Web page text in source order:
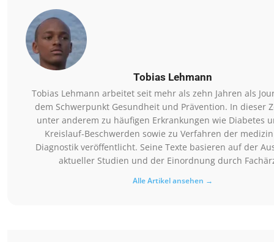
Tobias Lehmann
Tobias Lehmann arbeitet seit mehr als zehn Jahren als
dem Schwerpunkt Gesundheit und Prävention. In dieser
unter anderem zu häufigen Erkrankungen wie Diabetes
Kreislauf-Beschwerden sowie zu Verfahren der
Diagnostik veröffentlicht. Seine Texte basieren auf der
aktueller Studien und der Einordnung durch
Alle Artikel ansehen →